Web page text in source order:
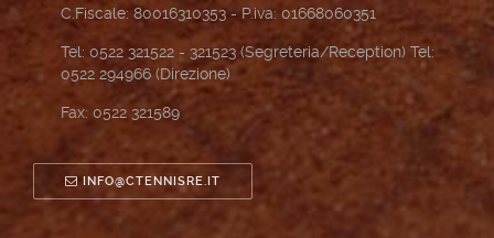
C.Fiscale: 80016310353 - P.iva: 01668060351
Tel: 0522 321522 - 321523 (Segreteria/Reception) Tel:
0522 294966 (Direzione)
Fax: 0522 321589
INFO@CTENNISRE.IT